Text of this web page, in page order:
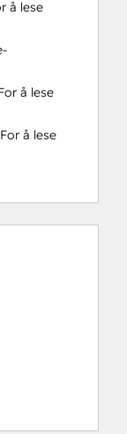
å lese
å lese
å lese